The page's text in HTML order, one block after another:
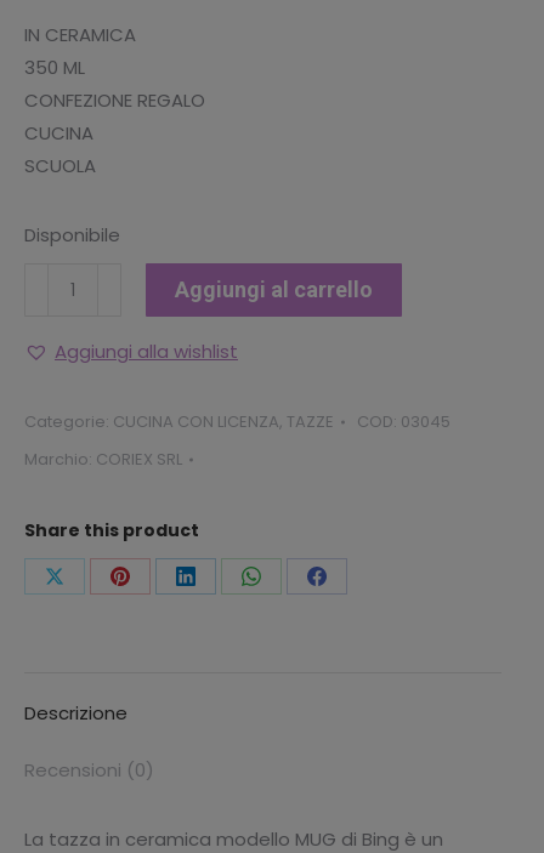
era:
IN CERAMICA
350 ML
CONFEZIONE REGALO
CUCINA
SCUOLA
Disponibile
TAZZA
BING
Aggiungi al carrello
Aggiungi alla wishlist
Categorie: CUCINA CON LICENZA, TAZZE COD: 03045
Marchio: CORIEX SRL
Share this product
CondividiCondividiCondividiCondividiCondividi
Descrizione
Recensioni (0)
La tazza in ceramica modello MUG di Bing è un